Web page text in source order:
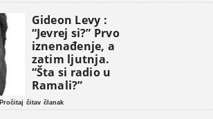
Gideon Levy :
“Jevrej si?” Prvo
iznenađenje, a
zatim ljutnja.
“Šta si radio u
Ramali?”
Pročitaj čitav članak